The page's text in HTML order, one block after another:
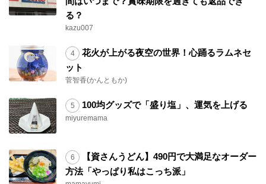
る？
kazu007
花火が上がる夜空の世界！心踊るラムネセ
ット
菅智香(かんともか)
100均グッズで「盛り塩」、運気を上げる
miyuremama
【資さんうどん】490円で大満足なオーダー
方法「やっぱり私はこっち派」